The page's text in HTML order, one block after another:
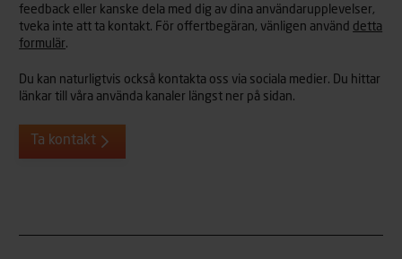
feedback eller kanske dela med dig av dina användarupplevelser,
tveka inte att ta kontakt. För offertbegäran, vänligen använd detta
formulär.
Du kan naturligtvis också kontakta oss via sociala medier. Du hittar
länkar till våra använda kanaler längst ner på sidan.
Ta kontakt